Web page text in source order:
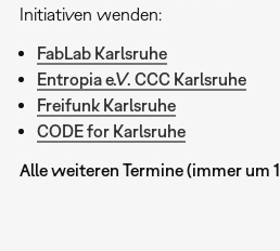
Initiativen wenden:
FabLab Karlsruhe
Entropia e.V. CCC Karlsruhe
Freifunk Karlsruhe
CODE for Karlsruhe
Alle weiteren Termine (immer um